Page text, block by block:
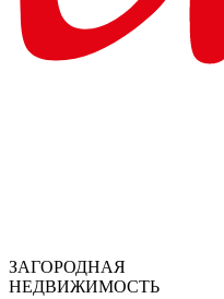
ЗАГОРОДНАЯ
НЕДВИЖИМОСТЬ